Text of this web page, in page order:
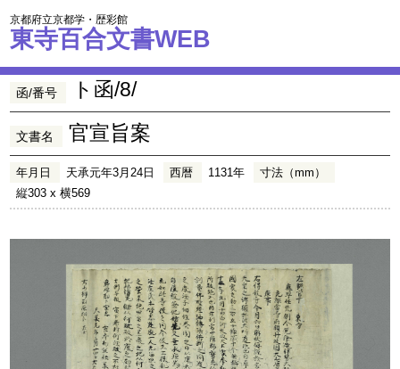
京都府立京都学・歴彩館
東寺百合文書WEB
函/番号 ト函/8/
文書名 官宣旨案
年月日 天承元年3月24日 西暦 1131年
寸法（mm）
縦303 x 横569